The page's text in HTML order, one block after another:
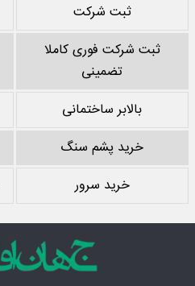
ثبت شرکت
ثبت شرکت فوری کاملا
تضمینی
بالابر ساختمانی
خرید پشم سنگ
خرید سرور